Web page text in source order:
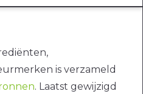
is verzameld
. Laatst gewijzigd